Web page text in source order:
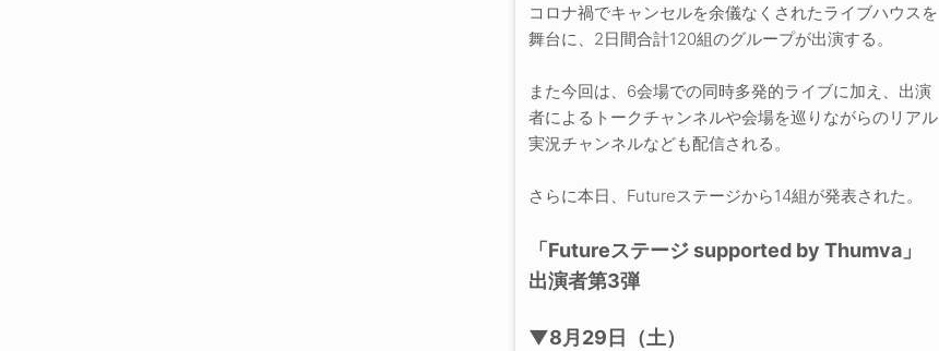
コロナ禍でキャンセルを余儀なくされたライブハウスを
舞台に、2日間合計120組のグループが出演する。
また今回は、6会場での同時多発的ライブに加え、出演
者によるトークチャンネルや会場を巡りながらのリアル
実況チャンネルなども配信される。
さらに本日、Futureステージから14組が発表された。
「Futureステージ supported by Thumva」
出演者第3弾
▼8月29日（土）